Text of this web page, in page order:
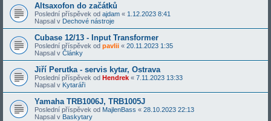
Altsaxofon do začátků
Poslední příspěvek od ajdam « 1.12.2023 8:41
Napsal v Dechové nástroje
Cubase 12/13 - Input Transformer
Poslední příspěvek od pavlii « 20.11.2023 1:35
Napsal v Články
Jiří Perutka - servis kytar, Ostrava
Poslední příspěvek od Hendrek « 7.11.2023 13:33
Napsal v Kytaráři
Yamaha TRB1006J, TRB1005J
Poslední příspěvek od MajlenBass « 28.10.2023 22:13
Napsal v Baskytary